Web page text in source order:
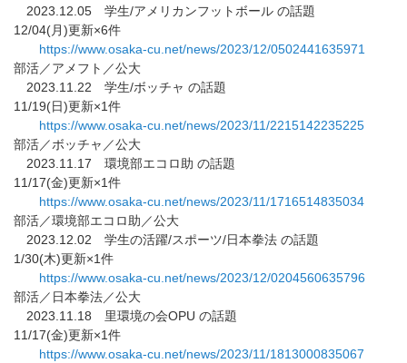
2023.12.05 学生/アメリカンフットボール の話題
12/04(月)更新×6件
https://www.osaka-cu.net/news/2023/12/0502441635971
部活／アメフト／公大
2023.11.22 学生/ボッチャ の話題
11/19(日)更新×1件
https://www.osaka-cu.net/news/2023/11/2215142235225
部活／ボッチャ／公大
2023.11.17 環境部エコロ助 の話題
11/17(金)更新×1件
https://www.osaka-cu.net/news/2023/11/1716514835034
部活／環境部エコロ助／公大
2023.12.02 学生の活躍/スポーツ/日本拳法 の話題
1/30(木)更新×1件
https://www.osaka-cu.net/news/2023/12/0204560635796
部活／日本拳法／公大
2023.11.18 里環境の会OPU の話題
11/17(金)更新×1件
https://www.osaka-cu.net/news/2023/11/1813000835067